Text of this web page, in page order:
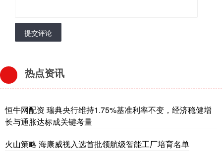
提交评论
热点资讯
恒牛网配资 瑞典央行维持1.75%基准利率不变，经济稳健增
长与通胀达标成关键考量
火山策略 海康威视入选首批领航级智能工厂培育名单